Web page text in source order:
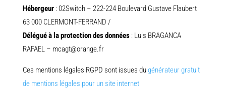
Hébergeur: 02Switch – 222-224 Boulevard Gustave Flaubert
63 000 CLERMONT-FERRAND /
Délégué à la protection des données: Luis BRAGANCA
RAFAEL – mcagt@orange.fr
Ces mentions légales RGPD sont issues dugénérateur gratuit
de mentions légales pour un site internet